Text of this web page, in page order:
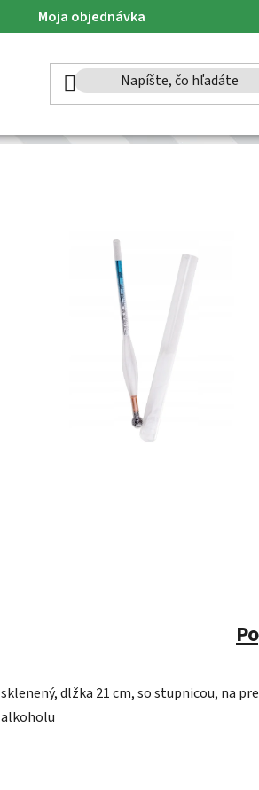
Moja objednávka
sklenený, dlžka 21 cm, so stupnicou, na
alkoholu